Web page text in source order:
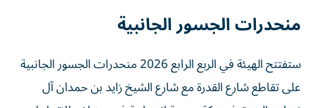
منحدرات الجسور الجانبية
ستفتتح الهيئة في الربع الرابع 2026 منحدرات الجسور الجانبية
على تقاطع شارع القدرة مع شارع الشيخ زايد بن حمدان آل